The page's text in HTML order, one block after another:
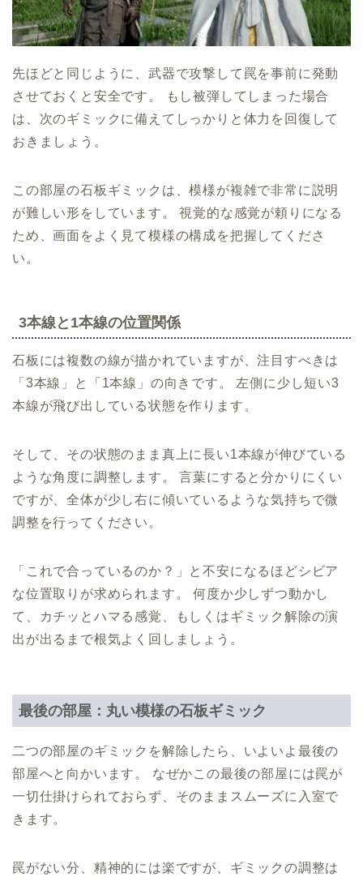
先ほどと同じように、武器で攻撃して罠を事前に発動
させておくと安全です。 もし被弾してしまった場合
は、次のギミックに備えてしっかりと体力を回復して
おきましょう。
この部屋の石板ギミックは、模様が複雑で非常に説明
が難しい形をしています。 視覚的な感覚が頼りになる
ため、画面をよく見て模様の構成を把握してくださ
い。
3本線と1本線の位置関係
石板には複数の線が描かれていますが、注目すべきは
「3本線」と「1本線」の向きです。 左側に少し短い3
本線が飛び出している状態を作ります。
そして、その状態のまま真上に長い1本線が伸びている
ような角度に調整します。 言葉にすると分かりにくい
ですが、全体が少し右に傾いているような気持ちで微
調整を行ってください。
「これで合っているのか？」と不安になるほどシビア
な位置取りが求められます。 何度か少しずつ動かし
て、カチッとハマる感覚、もしくはギミック解除の演
出が出るまで根気よく回しましょう。
最後の部屋：丸い模様の石板ギミック
二つの部屋のギミックを解除したら、いよいよ最後の
部屋へと向かいます。 なぜかこの最後の部屋には罠が
一切仕掛けられておらず、そのままスムーズに入室で
きます。
罠がない分、精神的には楽ですが、ギミックの調整は